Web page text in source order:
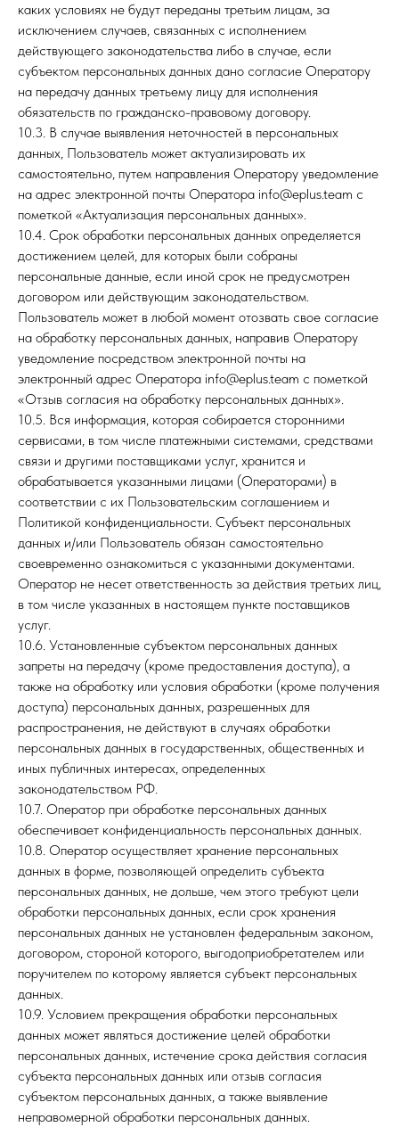
каких условиях не будут переданы третьим лицам, за
исключением случаев, связанных с исполнением
действующего законодательства либо в случае, если
субъектом персональных данных дано согласие Оператору
на передачу данных третьему лицу для исполнения
обязательств по гражданско-правовому договору.
10.3. В случае выявления неточностей в персональных
данных, Пользователь может актуализировать их
самостоятельно, путем направления Оператору уведомление
на адрес электронной почты Оператора info@eplus.team с
пометкой «Актуализация персональных данных».
10.4. Срок обработки персональных данных определяется
достижением целей, для которых были собраны
персональные данные, если иной срок не предусмотрен
договором или действующим законодательством.
Пользователь может в любой момент отозвать свое согласие
на обработку персональных данных, направив Оператору
уведомление посредством электронной почты на
электронный адрес Оператора info@eplus.team с пометкой
«Отзыв согласия на обработку персональных данных».
10.5. Вся информация, которая собирается сторонними
сервисами, в том числе платежными системами, средствами
связи и другими поставщиками услуг, хранится и
обрабатывается указанными лицами (Операторами) в
соответствии с их Пользовательским соглашением и
Политикой конфиденциальности. Субъект персональных
данных и/или Пользователь обязан самостоятельно
своевременно ознакомиться с указанными документами.
Оператор не несет ответственность за действия третьих лиц,
в том числе указанных в настоящем пункте поставщиков
услуг.
10.6. Установленные субъектом персональных данных
запреты на передачу (кроме предоставления доступа), а
также на обработку или условия обработки (кроме получения
доступа) персональных данных, разрешенных для
распространения, не действуют в случаях обработки
персональных данных в государственных, общественных и
иных публичных интересах, определенных
законодательством РФ.
10.7. Оператор при обработке персональных данных
обеспечивает конфиденциальность персональных данных.
10.8. Оператор осуществляет хранение персональных
данных в форме, позволяющей определить субъекта
персональных данных, не дольше, чем этого требуют цели
обработки персональных данных, если срок хранения
персональных данных не установлен федеральным законом,
договором, стороной которого, выгодоприобретателем или
поручителем по которому является субъект персональных
данных.
10.9. Условием прекращения обработки персональных
данных может являться достижение целей обработки
персональных данных, истечение срока действия согласия
субъекта персональных данных или отзыв согласия
субъектом персональных данных, а также выявление
неправомерной обработки персональных данных.